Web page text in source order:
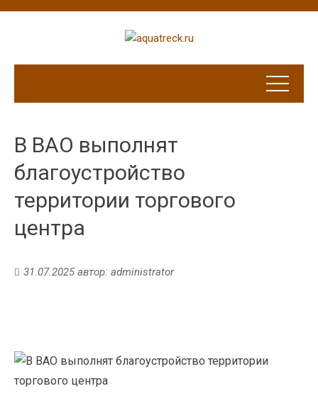
В ВАО выполнят
благоустройство
территории торгового
центра
31.07.2025автор: administrator